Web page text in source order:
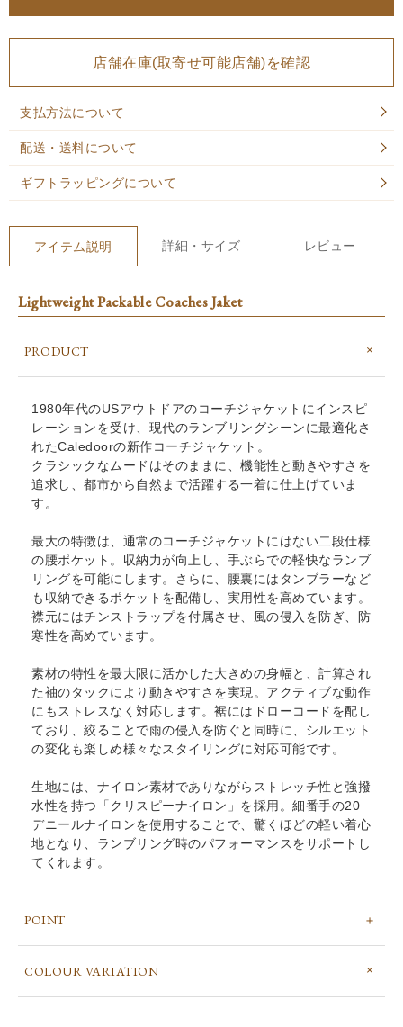
店舗在庫(取寄せ可能店舗)を確認
支払方法について
配送・送料について
ギフトラッピングについて
アイテム説明 詳細・サイズ レビュー
Lightweight Packable Coaches Jaket
PRODUCT
1980年代のUSアウトドアのコーチジャケットにインスピ
レーションを受け、現代のランブリングシーンに最適化さ
れたCaledoorの新作コーチジャケット。
クラシックなムードはそのままに、機能性と動きやすさを
追求し、都市から自然まで活躍する一着に仕上げていま
す。
最大の特徴は、通常のコーチジャケットにはない二段仕様
の腰ポケット。収納力が向上し、手ぶらでの軽快なランブ
リングを可能にします。さらに、腰裏にはタンブラーなど
も収納できるポケットを配備し、実用性を高めています。
襟元にはチンストラップを付属させ、風の侵入を防ぎ、防
寒性を高めています。
素材の特性を最大限に活かした大きめの身幅と、計算され
た袖のタックにより動きやすさを実現。アクティブな動作
にもストレスなく対応します。裾にはドローコードを配し
ており、絞ることで雨の侵入を防ぐと同時に、シルエット
の変化も楽しめ様々なスタイリングに対応可能です。
生地には、ナイロン素材でありながらストレッチ性と強撥
水性を持つ「クリスピーナイロン」を採用。細番手の20
デニールナイロンを使用することで、驚くほどの軽い着心
地となり、ランブリング時のパフォーマンスをサポートし
てくれます。
POINT
COLOUR VARIATION